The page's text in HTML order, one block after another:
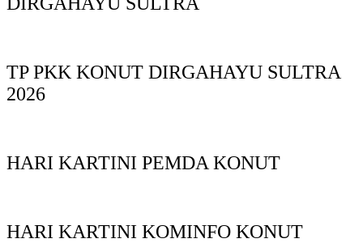
TP PKK KONUT DIRGAHAYU SULTRA
2026
HARI KARTINI PEMDA KONUT
HARI KARTINI KOMINFO KONUT